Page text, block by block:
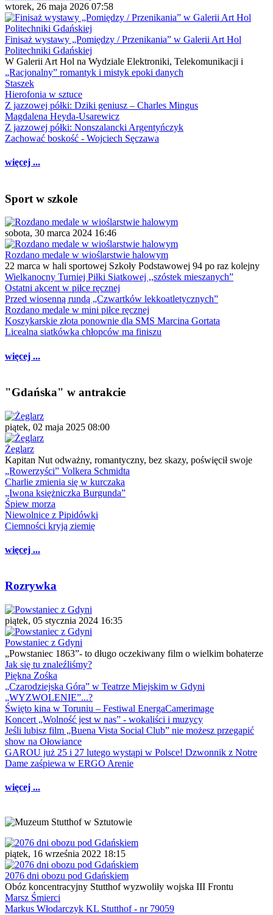
wtorek, 26 maja 2026 07:58
Finisaż wystawy „Pomiędzy / Przenikania” w Galerii Art Hol
Politechniki Gdańskiej
W Galerii Art Hol na Wydziale Elektroniki, Telekomunikacji i
„Racjonalny” romantyk i mistyk epoki danych
Staszek
Hierofonia w sztuce
Z jazzowej półki: Dziki geniusz – Charles Mingus
Magdalena Heyda-Usarewicz
Z jazzowej półki: Nonszalancki Argentyńczyk
Zachować boskość - Wojciech Sęczawa
więcej ...
Sport w szkole
sobota, 30 marca 2024 16:46
Rozdano medale w wioślarstwie halowym
22 marca w hali sportowej Szkoły Podstawowej 94 po raz kolejny
Wielkanocny Turniej Piłki Siatkowej ,,szóstek mieszanych”
Ostatni akcent w piłce ręcznej
Przed wiosenną rundą „Czwartków lekkoatletycznych”
Rozdano medale w mini piłce ręcznej
Koszykarskie złota ponownie dla SMS Marcina Gortata
Licealna siatkówka chłopców ma finiszu
więcej ...
"Gdańska" w antrakcie
piątek, 02 maja 2025 08:00
Żeglarz
Kapitan Nut odważny, romantyczny, bez skazy, poświęcił swoje
„Rowerzyści” Volkera Schmidta
Charlie zmienia się w kurczaka
„Iwona księżniczka Burgunda”
Śpiew morza
Niewolnice z Pipidówki
Ciemności kryją ziemię
więcej ...
Rozrywka
piątek, 05 stycznia 2024 16:35
Powstaniec z Gdyni
„Powstaniec 1863”- to długo oczekiwany film o wielkim bohaterze
Jak się tu znaleźliśmy?
Piękna Zośka
„Czarodziejska Góra” w Teatrze Miejskim w Gdyni
„WYZWOLENIE”...?
Święto kina w Toruniu – Festiwal EnergaCamerimage
Koncert „Wolność jest w nas” - wokaliści i muzycy
Jeśli lubisz film „Buena Vista Social Club” nie możesz przegapić
show na Ołowiance
GAROU już 25 i 27 lutego wystąpi w Polsce! Dzwonnik z Notre
Dame zaśpiewa w ERGO Arenie
więcej ...
piątek, 16 września 2022 18:15
2076 dni obozu pod Gdańskiem
Obóz koncentracyjny Stutthof wyzwoliły wojska III Frontu
Marsz Śmierci
Markus Włodarczyk KL Stutthof - nr 79059